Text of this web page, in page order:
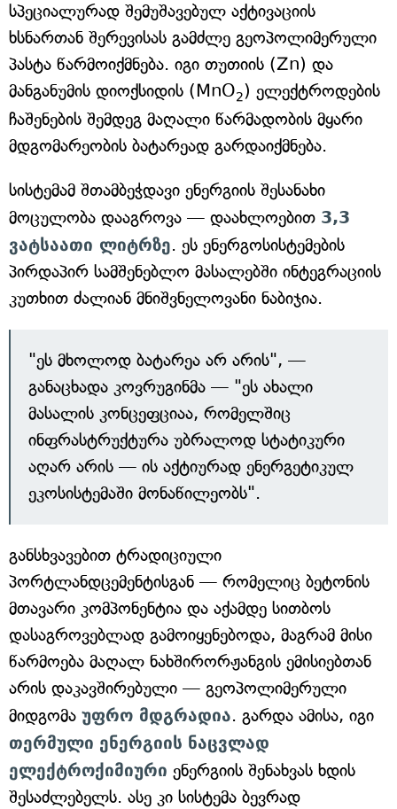
სპეციალურად შემუშავებულ აქტივაციის
ხსნართან შერევისას გამძლე გეოპოლიმერული
პასტა წარმოიქმნება. იგი თუთიის (Zn) და
მანგანუმის დიოქსიდის (MnO2) ელექტროდების
ჩაშენების შემდეგ მაღალი წარმადობის მყარი
მდგომარეობის ბატარეად გარდაიქმნება.
სისტემამ შთამბეჭდავი ენერგიის შესანახი
მოცულობა დააგროვა — დაახლოებით 3,3
ვატსაათი ლიტრზე. ეს ენერგოსისტემების
პირდაპირ სამშენებლო მასალებში ინტეგრაციის
კუთხით ძალიან მნიშვნელოვანი ნაბიჯია.
"ეს მხოლოდ ბატარეა არ არის", —
განაცხადა კოვრუგინმა — "ეს ახალი
მასალის კონცეფციაა, რომელშიც
ინფრასტრუქტურა უბრალოდ სტატიკური
აღარ არის — ის აქტიურად ენერგეტიკულ
ეკოსისტემაში მონაწილეობს".
განსხვავებით ტრადიციული
პორტლანდცემენტისგან — რომელიც ბეტონის
მთავარი კომპონენტია და აქამდე სითბოს
დასაგროვებლად გამოიყენებოდა, მაგრამ მისი
წარმოება მაღალ ნახშირორჟანგის ემისიებთან
არის დაკავშირებული — გეოპოლიმერული
მიდგომა უფრო მდგრადია. გარდა ამისა, იგი
თერმული ენერგიის ნაცვლად
ელექტროქიმიური ენერგიის შენახვას ხდის
შესაძლებელს. ასე კი სისტემა ბევრად